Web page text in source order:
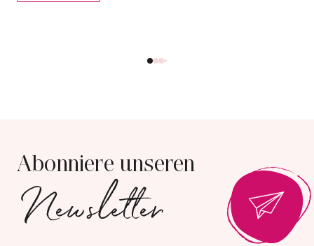
Abonniere unseren
Newsletter